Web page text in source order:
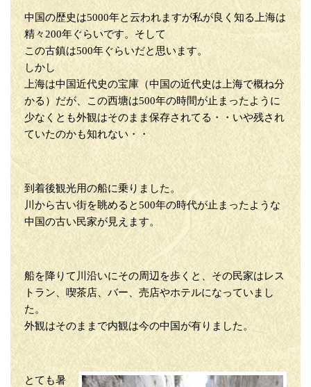
中国の歴史は5000年と云われますが私が良く知る上海は
精々200年ぐらいです。そして
この古鎮は500年ぐらいだと思います。
しかし
上海は中国近代史の宝庫（中国の近代史は上海で概ね分
かる）だが、この西塘は500年の時間が止まったように
少なくとも外観はそのまま保存されてる・・いや残され
ていたのかも知れない・・
到着後観光用の船に乗りました。
川から古い街を眺めると500年の時代が止まったような
中国の古い民家が見えます。
船を降りて川沿いにその周辺を歩くと、その民家はレス
トラン、喫茶店、バー、売店やホテルになっていまし
た。
外観はそのままで内観は今の中国が有りました。
とても暑